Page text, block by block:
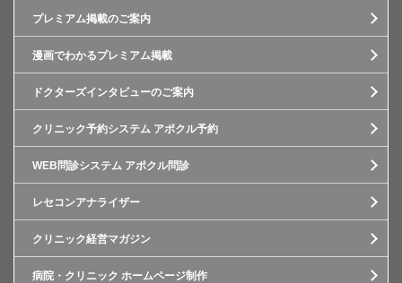
プレミアム掲載のご案内
漫画でわかるプレミアム掲載
ドクターズインタビューのご案内
クリニック予約システム アポクル予約
WEB問診システム アポクル問診
レセコンアナライザー
クリニック経営マガジン
病院・クリニック ホームページ制作